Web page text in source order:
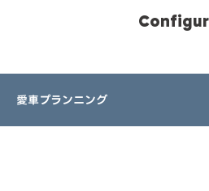
愛車プランニング